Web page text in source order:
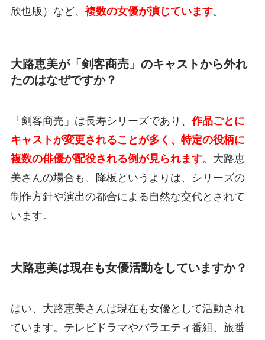
欣也版）など、 複数の女優が演じています。
大路恵美が「剣客商売」のキャストから外れ
たのはなぜですか？
「剣客商売」は長寿シリーズであり、作品ごとに
キャストが変更されることが多く、特定の役柄に
複数の俳優が配役される例が見られます。大路恵
美さんの場合も、降板というよりは、シリーズの
制作方針や演出の都合による自然な交代とされて
います。
大路恵美は現在も女優活動をしていますか？
はい、大路恵美さんは現在も女優として活動され
ています。テレビドラマやバラエティ番組、旅番